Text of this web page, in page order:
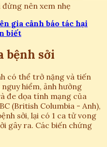
đừng nên xem nhẹ
gia cảnh báo tác hại
biết
bệnh sởi
có thể trở nặng và tiến
hiểm, ảnh hưởng
đe dọa tính mạng của
(British Columbia - Anh),
sởi, lại có 1 ca tử vong
gây ra. Các biến chứng